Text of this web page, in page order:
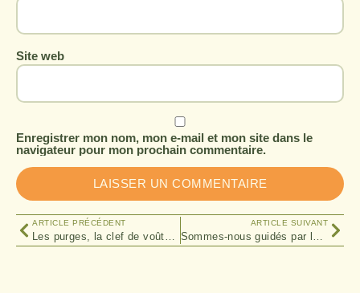
Site web
Enregistrer mon nom, mon e-mail et mon site dans le
navigateur pour mon prochain commentaire.
ARTICLE PRÉCÉDENT ARTICLE SUIVANT